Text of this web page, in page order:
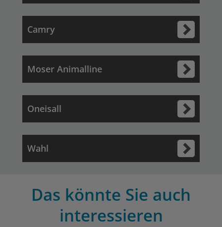
Camry
Moser Animalline
Oneisall
Wahl
Das könnte Sie auch
interessieren